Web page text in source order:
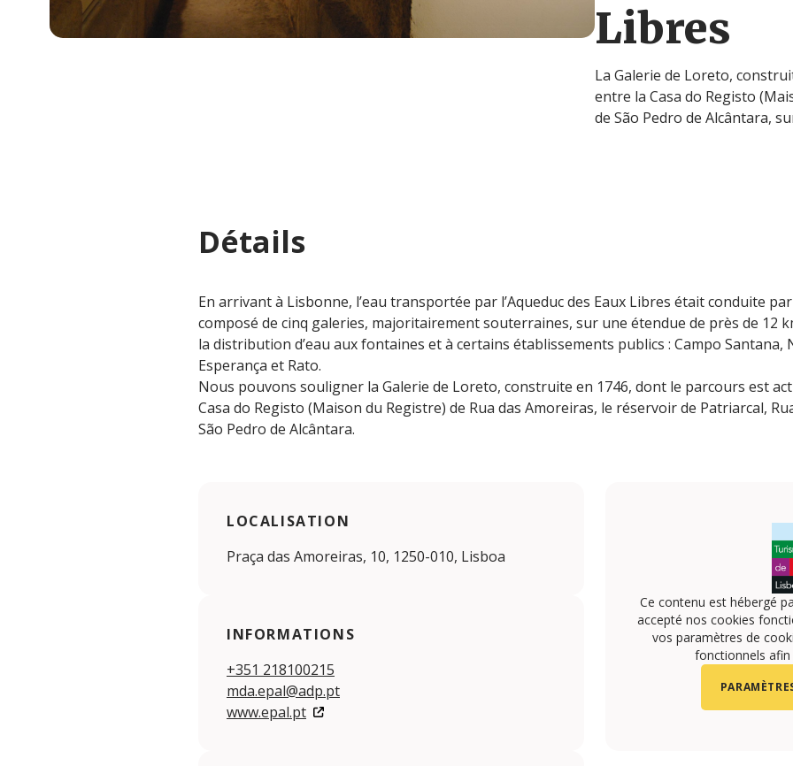
Libres
La Galerie de Loreto,
entre la Casa do Registo
de São Pedro de Alcântara,
Détails
En arrivant à Lisbonne, l’eau transportée par l’Aqueduc des Eaux Libres était conduite
composé de cinq galeries, majoritairement souterraines, sur une étendue de près de 12
la distribution d’eau aux fontaines et à certains établissements publics : Campo Santana,
Esperança et Rato.
Nous pouvons souligner la Galerie de Loreto, construite en 1746, dont le parcours est
Casa do Registo (Maison du Registre) de Rua das Amoreiras, le réservoir de Patriarcal,
São Pedro de Alcântara.
LOCALISATION
Praça das Amoreiras, 10, 1250-010, Lisboa
INFORMATIONS
+351 218100215
mda.epal@adp.pt
www.epal.pt
Ce contenu est hébergé
accepté nos cookies
vos paramètres de
fonctionnels